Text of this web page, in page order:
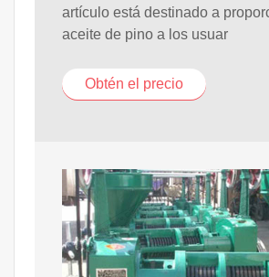
artículo está destinado a
aceite de pino a los usuar
Obtén el precio